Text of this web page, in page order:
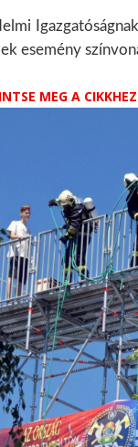
esemény
MEG A